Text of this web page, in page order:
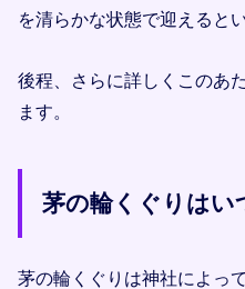
を清らかな状態で迎えると
後程、さらに詳しくこのあ
ます。
茅の輪くぐりはい
茅の輪くぐりは神社によっ